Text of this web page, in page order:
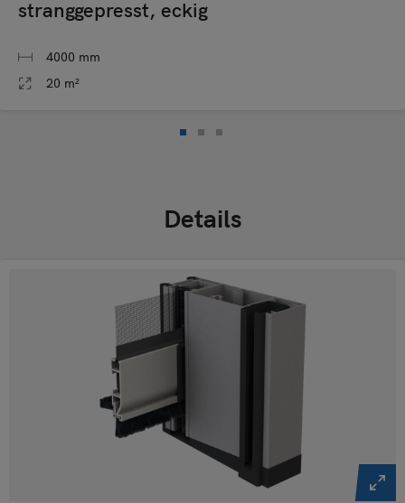
stranggepresst, eckig
4000 mm
20 m²
Details